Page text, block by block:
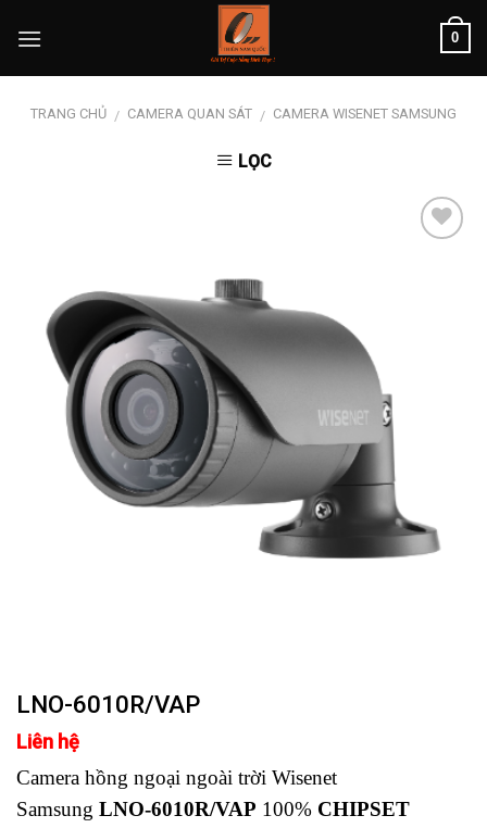
0
TRANG CHỦ / CAMERA QUAN SÁT / CAMERA WISENET SAMSUNG
LỌC
LNO-6010R/VAP
Liên hệ
Camera hồng ngoại ngoài trời Wisenet
Samsung LNO-6010R/VAP 100% CHIPSET